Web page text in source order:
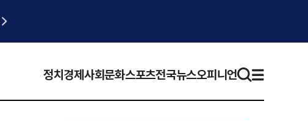
정치 경제사회문화스포츠전국뉴스오피니언